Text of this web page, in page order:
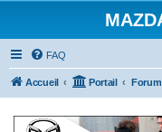
FAQ
Accueil Portail Forum